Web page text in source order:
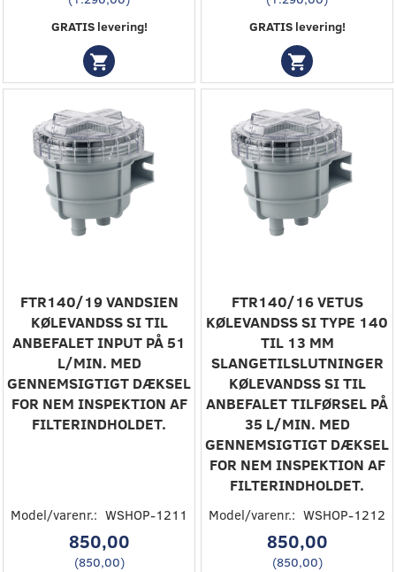
GRATIS levering!
GRATIS levering!
FTR140/19 VANDSIEN
KØLEVANDSS SI TIL
ANBEFALET INPUT PÅ 51
L/MIN. MED
GENNEMSIGTIGT DÆKSEL
FOR NEM INSPEKTION AF
FILTERINDHOLDET.
Model/varenr.: WSHOP-1211
850,00
(850,00)
FTR140/16 VETUS
KØLEVANDSS SI TYPE 140
TIL 13 MM
SLANGETILSLUTNINGER
KØLEVANDSS SI TIL
ANBEFALET TILFØRSEL PÅ
35 L/MIN. MED
GENNEMSIGTIGT DÆKSEL
FOR NEM INSPEKTION AF
FILTERINDHOLDET.
Model/varenr.: WSHOP-1212
850,00
(850,00)